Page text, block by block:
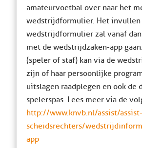
amateurvoetbal over naar het
wedstrijdformulier. Het invullen
wedstrijdformulier zal vanaf
met de wedstrijdzaken-app
(speler of staf) kan via de
zijn of haar persoonlijke
uitslagen raadplegen en ook de
spelerspas. Lees meer via de
http://www.knvb.nl/assist/assist-
scheidsrechters/
app